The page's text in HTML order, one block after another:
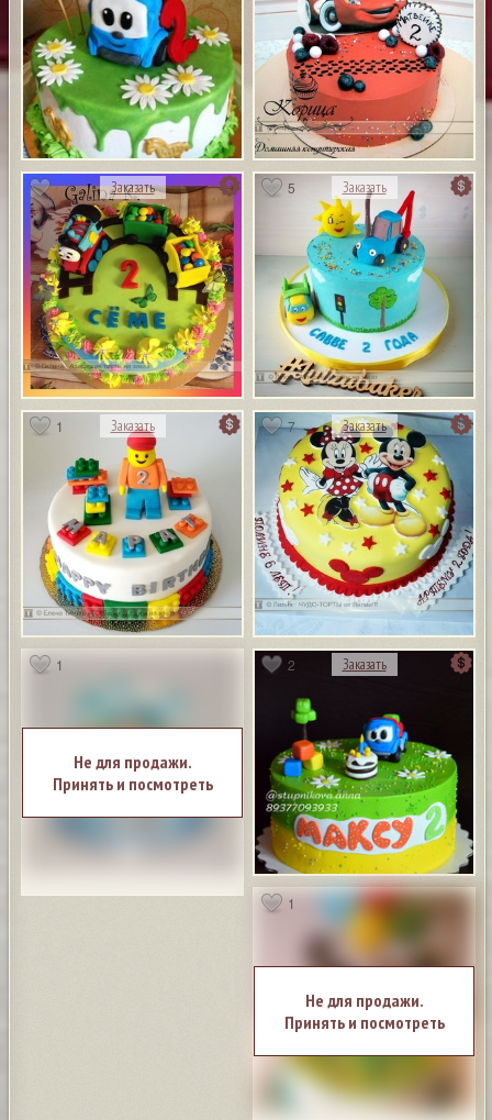
Заказать 5 Заказать
1 Заказать 7 Заказать
1
Не для продажи.
Принять и посмотреть
2 Заказать
1
Не для продажи.
Принять и посмотреть